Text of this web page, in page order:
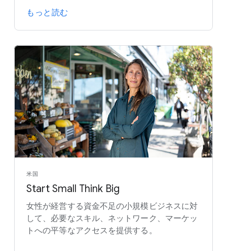
もっと読む
米国
Start Small Think Big
女性が経営する資金不足の小規模ビジネスに対
して、必要なスキル、ネットワーク、マーケッ
トへの平等なアクセスを提供する。